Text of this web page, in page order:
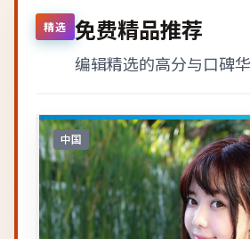
精选 免费精品推荐
编辑精选的高分与口碑
中国